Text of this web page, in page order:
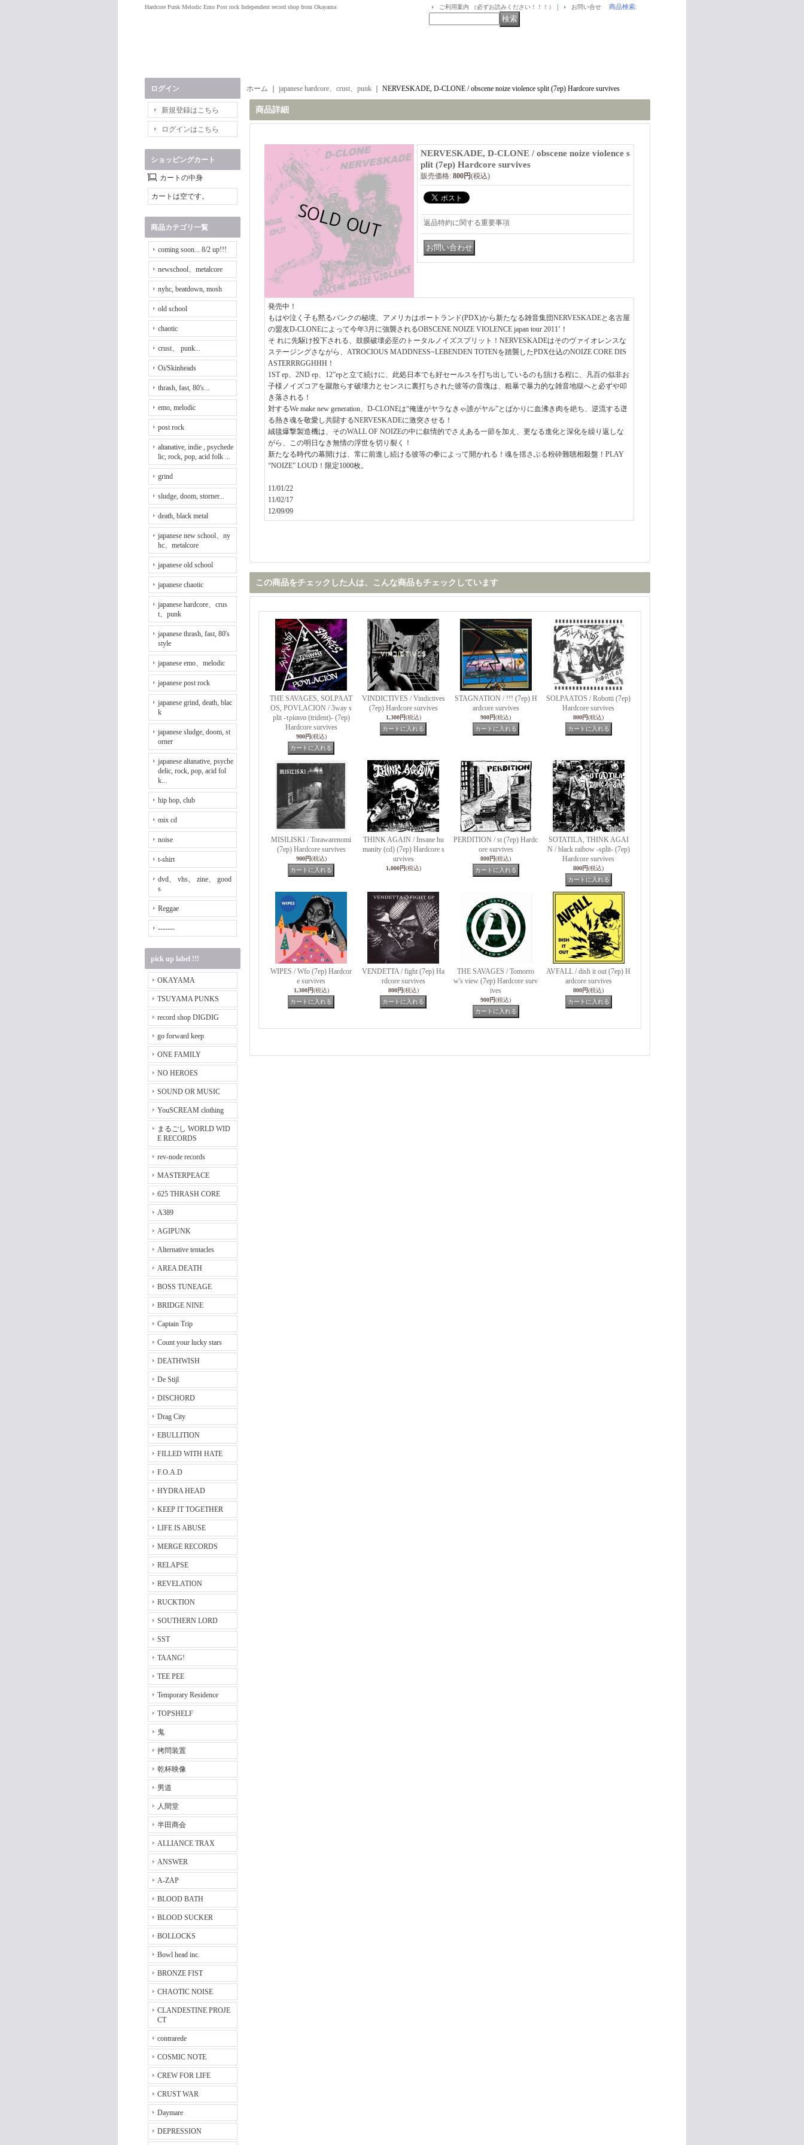
Hardcore Punk Melodic Emo Post rock Independent record shop from Okayama ご利用案内 （必ずお読みください！！！） ｜ お問い合せ 商品検索:
ログイン
新規登録はこちら
ログインはこちら
ショッピングカート
カートの中身
カートは空です。
商品カテゴリ一覧
coming soon... 8/2 up!!!
newschool、metalcore
nyhc, beatdown, mosh
old school
chaotic
crust、 punk...
Oi/Skinheads
thrash, fast, 80's...
emo, melodic
post rock
altanative, indie , psychede
lic, rock, pop, acid folk ...
grind
sludge, doom, storner...
death, black metal
japanese new school、ny
hc、metalcore
japanese old school
japanese chaotic
japanese hardcore、crus
t、punk
japanese thrash, fast, 80's
style
japanese emo、melodic
japanese post rock
japanese grind, death, blac
k
japanese sludge, doom, st
orner
japanese altanative, psyche
delic, rock, pop, acid fol
k...
hip hop, club
mix cd
noise
t-shirt
dvd、 vhs、 zine、 good
s
Reggae
-------
pick up label !!!
OKAYAMA
TSUYAMA PUNKS
record shop DIGDIG
go forward keep
ONE FAMILY
NO HEROES
SOUND OR MUSIC
YouSCREAM clothing
まるごし WORLD WID
E RECORDS
rev-node records
MASTERPEACE
625 THRASH CORE
A389
AGIPUNK
Alternative tentacles
AREA DEATH
BOSS TUNEAGE
BRIDGE NINE
Captain Trip
Count your lucky stars
DEATHWISH
De Stijl
DISCHORD
Drag City
EBULLITION
FILLED WITH HATE
F.O.A.D
HYDRA HEAD
KEEP IT TOGETHER
LIFE IS ABUSE
MERGE RECORDS
RELAPSE
REVELATION
RUCKTION
SOUTHERN LORD
SST
TAANG!
TEE PEE
Temporary Residence
TOPSHELF
鬼
拷問装置
乾杯映像
男道
人間堂
半田商会
ALLIANCE TRAX
ANSWER
A-ZAP
BLOOD BATH
BLOOD SUCKER
BOLLOCKS
Bowl head inc.
BRONZE FIST
CHAOTIC NOISE
CLANDESTINE PROJE
CT
contrarede
COSMIC NOTE
CREW FOR LIFE
CRUST WAR
Daymare
DEPRESSION
ホーム japanese hardcore、crust、punk NERVESKADE, D-CLONE / obscene noize violence split (7ep) Hardcore survives
商品詳細
NERVESKADE, D-CLONE / obscene noize violence s
plit (7ep) Hardcore survives
販売価格: 800円(税込)
返品特約に関する重要事項
発売中！
もはや泣く子も黙るパンクの秘境、アメリカはポートランド(PDX)から新たなる雑音集団NERVESKADEと名古屋
の盟友D-CLONEによって今年3月に強襲されるOBSCENE NOIZE VIOLENCE japan tour 2011’！
そ れに先駆け投下される、鼓膜破壊必至のトータルノイズスプリット！NERVESKADEはそのヴァイオレンスな
ステージングさながら、ATROCIOUS MADDNESS~LEBENDEN TOTENを踏襲したPDX仕込のNOIZE CORE DIS
ASTERRRGGHHH！
1ST ep、2ND ep、12”epと立て続けに、此処日本でも好セールスを打ち出しているのも頷ける程に、凡百の似非お
子様ノイズコアを蹴散らす破壊力とセンスに裏打ちされた彼等の音塊は、粗暴で暴力的な雑音地獄へと必ずや叩
き落される！
対するWe make new generation、D-CLONEは“俺達がヤラなきゃ誰がヤル”とばかりに血沸き肉を絶ち、逆流する迸
る熱き魂を敬愛し共闘するNERVESKADEに激突させる！
絨毯爆撃製造機は、そのWALL OF NOIZEの中に叙情的でさえある一節を加え、更なる進化と深化を繰り返しな
がら、この明日なき無情の浮世を切り裂く！
新たなる時代の幕開けは、常に前進し続ける彼等の拳によって開かれる！魂を揺さぶる粉砕難聴相殺盤！PLAY
“NOIZE” LOUD！限定1000枚。
11/01/22
11/02/17
12/09/09
この商品をチェックした人は、こんな商品もチェックしています
THE SAVAGES, SOLPAAT
OS, POVLACION / 3way s
plit -τρίαινα (trident)- (7ep)
Hardcore survives
900円(税込)
VINDICTIVES / Vindictives
(7ep) Hardcore survives
1,300円(税込)
STAGNATION / !!! (7ep) H
ardcore survives
900円(税込)
SOLPAATOS / Robotti (7ep)
Hardcore survives
800円(税込)
MISILISKI / Torawarenomi
(7ep) Hardcore survives
900円(税込)
THINK AGAIN / Insane hu
manity (cd) (7ep) Hardcore s
urvives
1,000円(税込)
PERDITION / st (7ep) Hardc
ore survives
800円(税込)
SOTATILA, THINK AGAI
N / black raibow -split- (7ep)
Hardcore survives
800円(税込)
WIPES / Wfo (7ep) Hardcor
e survives
1,300円(税込)
VENDETTA / fight (7ep) Ha
rdcore survives
800円(税込)
THE SAVAGES / Tomorro
w's view (7ep) Hardcore surv
ives
900円(税込)
AVFALL / dish it out (7ep) H
ardcore survives
800円(税込)